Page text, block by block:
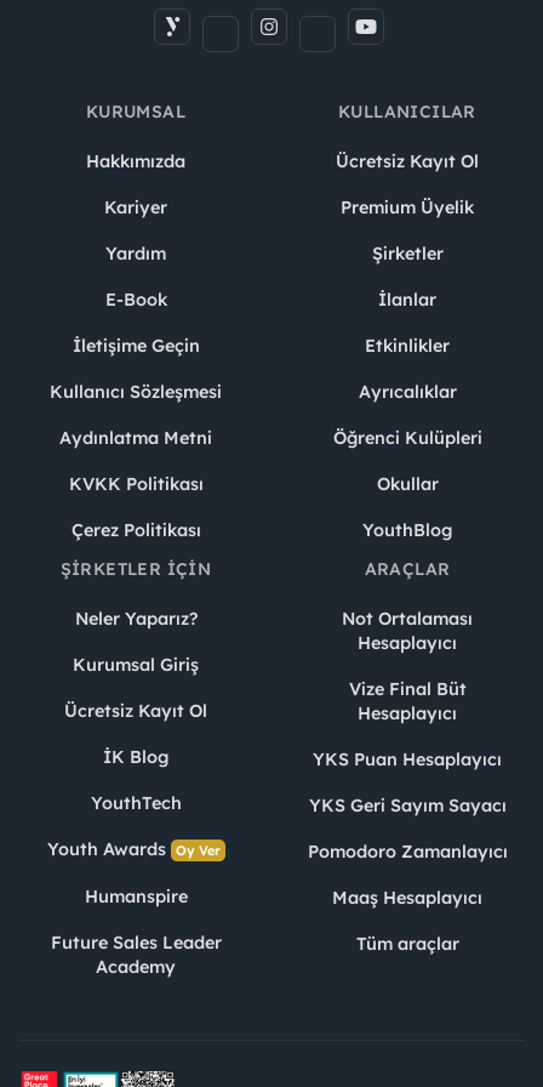
Evaluation Process (Online Video Interview,
Case Study
Offer Process
Sending Information E-mails To All Candidates
KURUMSAL
Hakkımızda
Kariyer
Yardım
E-Book
İletişime Geçin
Kullanıcı Sözleşmesi
Aydınlatma Metni
KVKK Politikası
Çerez Politikası
KULLANICILAR
Ücretsiz Kayıt Ol
Premium Üyelik
Şirketler
İlanlar
Etkinlikler
Ayrıcalıklar
Öğrenci Kulüpleri
Okullar
YouthBlog
ŞIRKETLER İÇIN
Neler Yaparız?
Kurumsal Giriş
Ücretsiz Kayıt Ol
İK Blog
YouthTech
Youth Awards Oy Ver
Humanspire
Future Sales Leader
Academy
ARAÇLAR
Not Ortalaması
Hesaplayıcı
Vize Final Büt
Hesaplayıcı
YKS Puan Hesaplayıcı
YKS Geri Sayım Sayacı
Pomodoro Zamanlayıcı
Maaş Hesaplayıcı
Tüm araçlar